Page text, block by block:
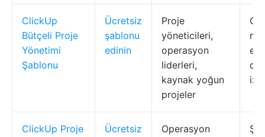
ClickUp
Bütçeli Proje
Yönetimi
Şablonu
Ücretsiz
şablonu
edinin
Proje
yöneticileri,
operasyon
liderleri,
kaynak yoğun
projeler
ClickUp Proje
Ücretsiz
Operasyon
Ş